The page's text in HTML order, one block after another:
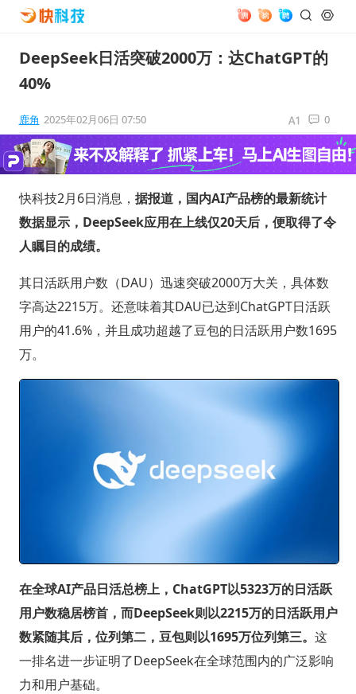
DeepSeek日活突破2000万：达ChatGPT的
40%
鹿角 2025年02月06日 07:50 0
快科技2月6日消息， 据报道，国内AI产品榜的最新统计
数据显示，DeepSeek应用在上线仅20天后，便取得了令
人瞩目的成绩。
其日活跃用户数（DAU）迅速突破2000万大关，具体数
字高达2215万。还意味着其DAU已达到ChatGPT日活跃
用户的41.6%，并且成功超越了豆包的日活跃用户数1695
万。
在全球AI产品日活总榜上，ChatGPT以5323万的日活跃
用户数稳居榜首，而DeepSeek则以2215万的日活跃用户
数紧随其后，位列第二，豆包则以1695万位列第三。 这
一排名进一步证明了DeepSeek在全球范围内的广泛影响
力和用户基础。